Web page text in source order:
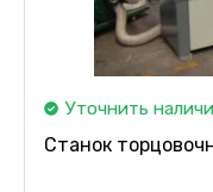
Уточнить
Станок